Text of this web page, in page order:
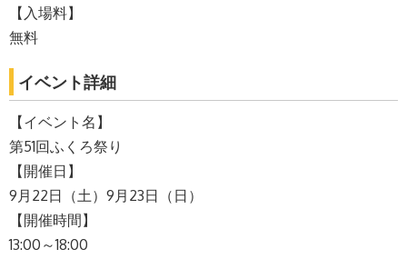
【入場料】
無料
イベント詳細
【イベント名】
第51回ふくろ祭り
【開催日】
9月22日（土）9月23日（日）
【開催時間】
13:00～18:00